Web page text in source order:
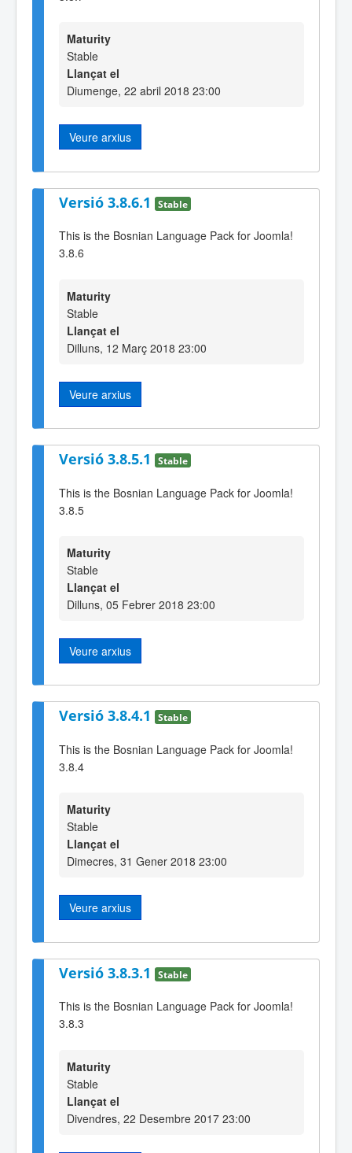
Maturity
Stable
Llançat el
Diumenge, 22 abril 2018 23:00
Veure arxius
Versió 3.8.6.1 Stable
This is the Bosnian Language Pack for Joomla!
3.8.6
Maturity
Stable
Llançat el
Dilluns, 12 Març 2018 23:00
Veure arxius
Versió 3.8.5.1 Stable
This is the Bosnian Language Pack for Joomla!
3.8.5
Maturity
Stable
Llançat el
Dilluns, 05 Febrer 2018 23:00
Veure arxius
Versió 3.8.4.1 Stable
This is the Bosnian Language Pack for Joomla!
3.8.4
Maturity
Stable
Llançat el
Dimecres, 31 Gener 2018 23:00
Veure arxius
Versió 3.8.3.1 Stable
This is the Bosnian Language Pack for Joomla!
3.8.3
Maturity
Stable
Llançat el
Divendres, 22 Desembre 2017 23:00